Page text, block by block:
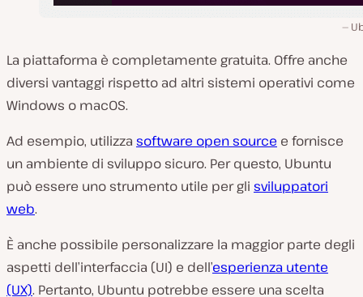
La piattaforma è completamente gratuita. Offre anche
diversi vantaggi rispetto ad altri sistemi operativi come
Windows o macOS.
Ad esempio, utilizza software open source e fornisce
un ambiente di sviluppo sicuro. Per questo, Ubuntu
può essere uno strumento utile per gli sviluppatori
web.
È anche possibile personalizzare la maggior parte degli
aspetti dell’interfaccia (UI) e dell’esperienza utente
(UX). Pertanto, Ubuntu potrebbe essere una scelta